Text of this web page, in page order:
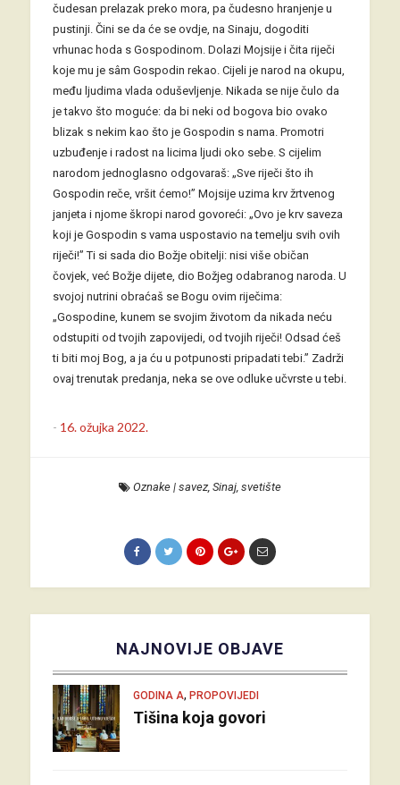
čudesan prelazak preko mora, pa čudesno hranjenje u
pustinji. Čini se da će se ovdje, na Sinaju, dogoditi
vrhunac hoda s Gospodinom. Dolazi Mojsije i čita riječi
koje mu je sâm Gospodin rekao. Cijeli je narod na okupu,
među ljudima vlada oduševljenje. Nikada se nije čulo da
je takvo što moguće: da bi neki od bogova bio ovako
blizak s nekim kao što je Gospodin s nama. Promotri
uzbuđenje i radost na licima ljudi oko sebe. S cijelim
narodom jednoglasno odgovaraš: „Sve riječi što ih
Gospodin reče, vršit ćemo!” Mojsije uzima krv žrtvenog
janjeta i njome škropi narod govoreći: „Ovo je krv saveza
koji je Gospodin s vama uspostavio na temelju svih ovih
riječi!” Ti si sada dio Božje obitelji: nisi više običan
čovjek, već Božje dijete, dio Božjeg odabranog naroda. U
svojoj nutrini obraćaš se Bogu ovim riječima:
„Gospodine, kunem se svojim životom da nikada neću
odstupiti od tvojih zapovijedi, od tvojih riječi! Odsad ćeš
ti biti moj Bog, a ja ću u potpunosti pripadati tebi.” Zadrži
ovaj trenutak predanja, neka se ove odluke učvrste u tebi.
- 16. ožujka 2022.
Oznake| savez, Sinaj, svetište
NAJNOVIJE OBJAVE
GODINA A, PROPOVIJEDI
Tišina koja govori